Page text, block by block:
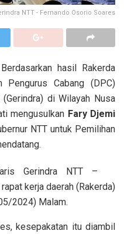
NTT - Fernando Osorio Soares
Berdasarkan hasil Rakerda
Cabang (DPC)
di Wilayah Nusa
mengusulkan Fary Djemi
NTT untuk Pemilihan
Gerindra NTT –
kerja daerah (Rakerda)
2024) Malam.
kesepakatan itu diambil